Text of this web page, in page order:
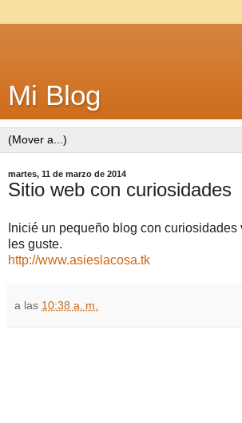
Mi Blog
martes, 11 de marzo de 2014
Sitio web con curiosidades
Inicié un pequeño blog con
les guste.
http://www.asieslacosa.tk
a las 10:38 a. m.